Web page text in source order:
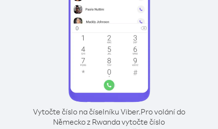
Vytočte číslo na číselníku Viber.Pro volání do
Německo z Rwanda vytočte číslo